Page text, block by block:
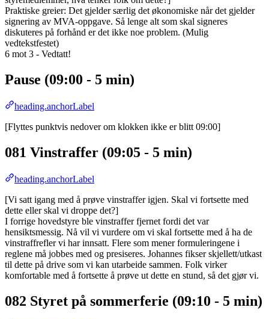
Praktiske greier: Det gjelder særlig det økonomiske når det gjelder
signering av MVA-oppgave. Så lenge alt som skal signeres
diskuteres på forhånd er det ikke noe problem. (Mulig
vedtekstfestet)
6 mot 3 - Vedtatt!
Pause (09:00 - 5 min)
heading.anchorLabel
[Flyttes punktvis nedover om klokken ikke er blitt 09:00]
081 Vinstraffer (09:05 - 5 min)
heading.anchorLabel
[Vi satt igang med å prøve vinstraffer igjen. Skal vi fortsette med
dette eller skal vi droppe det?]
I forrige hovedstyre ble vinstraffer fjernet fordi det var
hensiktsmessig. Nå vil vi vurdere om vi skal fortsette med å ha de
vinstraffrefler vi har innsatt. Flere som mener formuleringene i
reglene må jobbes med og presiseres. Johannes fikser skjellett/utkast
til dette på drive som vi kan utarbeide sammen. Folk virker
komfortable med å fortsette å prøve ut dette en stund, så det gjør vi.
082 Styret på sommerferie (09:10 - 5 min)